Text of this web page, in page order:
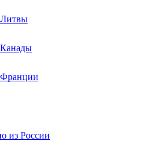
Литвы
Франции
из России